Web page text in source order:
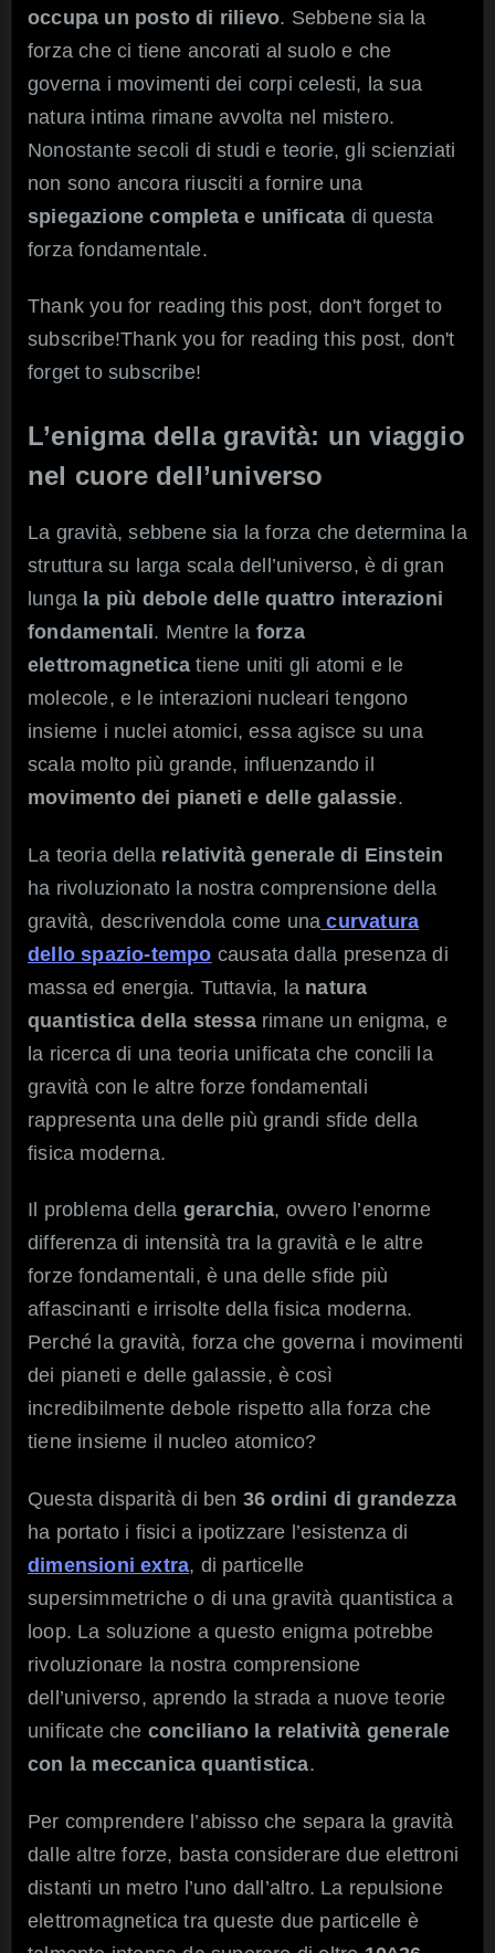
occupa un posto di rilievo. Sebbene sia la
forza che ci tiene ancorati al suolo e che
governa i movimenti dei corpi celesti, la sua
natura intima rimane avvolta nel mistero.
Nonostante secoli di studi e teorie, gli scienziati
non sono ancora riusciti a fornire una
spiegazione completa e unificata di questa
forza fondamentale.
Thank you for reading this post, don't forget to
subscribe!Thank you for reading this post, don't
forget to subscribe!
L’enigma della gravità: un viaggio
nel cuore dell’universo
La gravità, sebbene sia la forza che determina la
struttura su larga scala dell’universo, è di gran
lunga la più debole delle quattro interazioni
fondamentali. Mentre la forza
elettromagnetica tiene uniti gli atomi e le
molecole, e le interazioni nucleari tengono
insieme i nuclei atomici, essa agisce su una
scala molto più grande, influenzando il
movimento dei pianeti e delle galassie.
La teoria della relatività generale di Einstein
ha rivoluzionato la nostra comprensione della
gravità, descrivendola come una curvatura
dello spazio-tempo causata dalla presenza di
massa ed energia. Tuttavia, la natura
quantistica della stessarimane un enigma, e
la ricerca di una teoria unificata che concili la
gravità con le altre forze fondamentali
rappresenta una delle più grandi sfide della
fisica moderna.
Il problema della gerarchia, ovvero l’enorme
differenza di intensità tra la gravità e le altre
forze fondamentali, è una delle sfide più
affascinanti e irrisolte della fisica moderna.
Perché la gravità, forza che governa i movimenti
dei pianeti e delle galassie, è così
incredibilmente debole rispetto alla forza che
tiene insieme il nucleo atomico?
Questa disparità di ben 36 ordini di grandezza
ha portato i fisici a ipotizzare l’esistenza di
dimensioni extra, di particelle
supersimmetriche o di una gravità quantistica a
loop. La soluzione a questo enigma potrebbe
rivoluzionare la nostra comprensione
dell’universo, aprendo la strada a nuove teorie
unificate che conciliano la relatività generale
con la meccanica quantistica.
Per comprendere l’abisso che separa la gravità
dalle altre forze, basta considerare due elettroni
distanti un metro l’uno dall’altro. La repulsione
elettromagnetica tra queste due particelle è